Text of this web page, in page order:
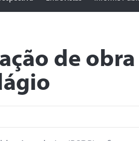
de obra